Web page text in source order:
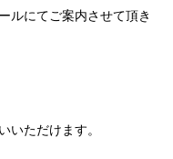
ルにてご案内させて頂き
いただけます。